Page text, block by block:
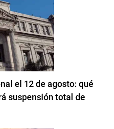
el 12 de agosto: qué
suspensión total de